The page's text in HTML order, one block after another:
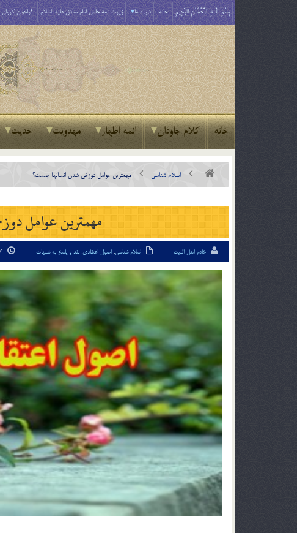
بِسْمِ اللَّـهِ الرَّحْمَـٰنِ الرَّحِيمِ خانه درباره ما زیارت نامه خاص امام صادق علیه السلام فراخوان
خانه کلام جاودان ائمه اطهار مهدویت حدیث
اسلام شناسی مهمترين عوامل دوزخي شدن انسانها چيست؟
مهمترين عوامل
خادم اهل البیت اسلام شناسی, اصول اعتقادی, نقد و پاسخ به شبهات